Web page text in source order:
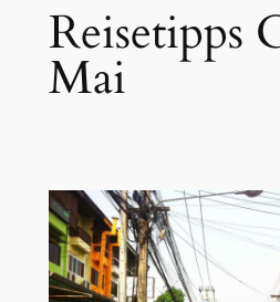
Reisetipps
Mai